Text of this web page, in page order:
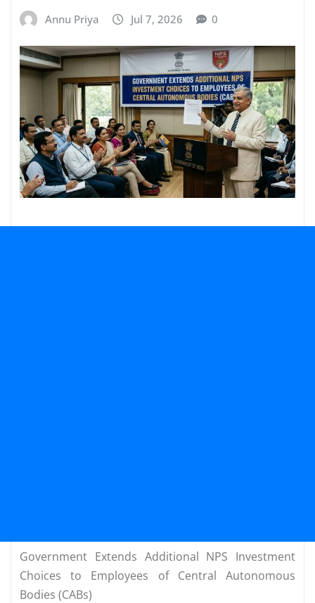
Annu Priya Jul 7, 2026 0
Government Extends Additional NPS Investment
Choices to Employees of Central Autonomous
Bodies (CABs)